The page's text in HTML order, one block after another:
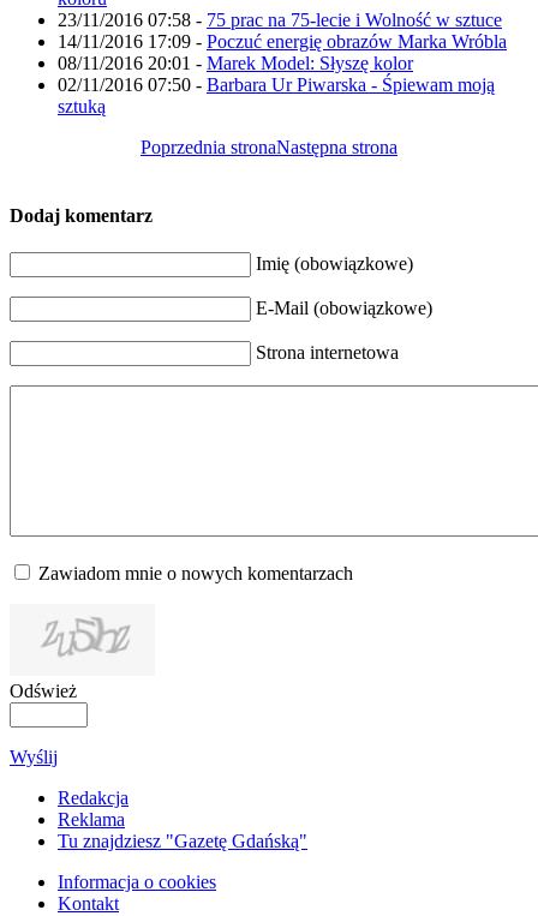
23/11/2016 07:58 - 75 prac na 75-lecie i Wolność w sztuce
14/11/2016 17:09 - Poczuć energię obrazów Marka Wróbla
08/11/2016 20:01 - Marek Model: Słyszę kolor
02/11/2016 07:50 - Barbara Ur Piwarska - Śpiewam moją
sztuką
Poprzednia stronaNastępna strona
Dodaj komentarz
Imię (obowiązkowe)
E-Mail (obowiązkowe)
Strona internetowa
Zawiadom mnie o nowych komentarzach
Odśwież
Wyślij
Redakcja
Reklama
Tu znajdziesz "Gazetę Gdańską"
Informacja o cookies
Kontakt